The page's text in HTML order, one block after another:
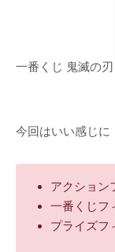
一番くじ 鬼滅の
今回はいい感じに
アクション
一番くじフ
プライズフ